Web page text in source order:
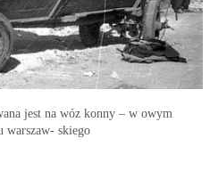
jest na wóz konny – w owym
warszaw- skiego